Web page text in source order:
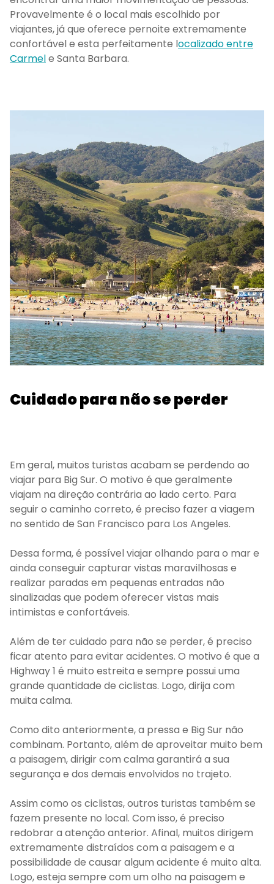
Provavelmente é o local mais escolhido por
viajantes, já que oferece pernoite extremamente
confortável e esta perfeitamente localizado entre
Carmele Santa Barbara.
Cuidado para não se perder
Em geral, muitos turistas acabam se perdendo ao
viajar para Big Sur. O motivo é que geralmente
viajam na direção contrária ao lado certo. Para
seguir o caminho correto, é preciso fazer a viagem
no sentido de San Francisco para Los Angeles.
Dessa forma, é possível viajar olhando para o mar e
ainda conseguir capturar vistas maravilhosas e
realizar paradas em pequenas entradas não
sinalizadas que podem oferecer vistas mais
intimistas e confortáveis.
Além de ter cuidado para não se perder, é preciso
ficar atento para evitar acidentes. O motivo é que a
Highway 1 é muito estreita e sempre possui uma
grande quantidade de ciclistas. Logo, dirija com
muita calma.
Como dito anteriormente, a pressa e Big Sur não
combinam. Portanto, além de aproveitar muito bem
a paisagem, dirigir com calma garantirá a sua
segurança e dos demais envolvidos no trajeto.
Assim como os ciclistas, outros turistas também se
fazem presente no local. Com isso, é preciso
redobrar a atenção anterior. Afinal, muitos dirigem
extremamente distraídos com a paisagem e a
possibilidade de causar algum acidente é muito alta.
Logo, esteja sempre com um olho na paisagem e